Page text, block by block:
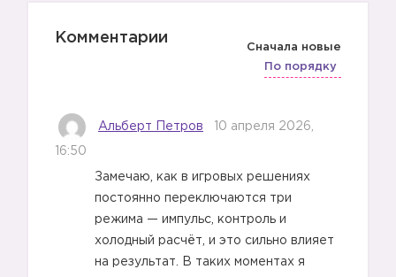
Комментарии
Сначала новые
По порядку
Альберт Петров 10 апреля 2026,
16:50
Замечаю, как в игровых решениях
постоянно переключаются три
режима — импульс, контроль и
холодный расчёт, и это сильно влияет
на результат. В таких моментах я